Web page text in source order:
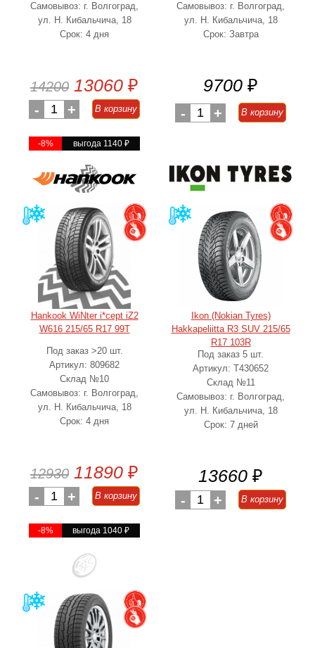
Самовывоз: г. Волгоград,
ул. Н. Кибальчича, 18
Срок: 4 дня
14200 13060 ₽
- 1 + В корзину
-8% выгода 1140 ₽
Самовывоз: г. Волгоград,
ул. Н. Кибальчича, 18
Срок: Завтра
9700 ₽
- 1 + В корзину
Hankook WiNter i*cept iZ2
W616 215/65 R17 99T
Под заказ >20 шт.
Артикул: 809682
Склад №10
Самовывоз: г. Волгоград,
ул. Н. Кибальчича, 18
Срок: 4 дня
12930 11890 ₽
- 1 + В корзину
-8% выгода 1040₽
Ikon (Nokian Tyres)
Hakkapeliitta R3 SUV 215/65
R17 103R
Под заказ 5 шт.
Артикул: T430652
Склад №11
Самовывоз: г. Волгоград,
ул. Н. Кибальчича, 18
Срок: 7 дней
13660 ₽
- 1 + В корзину